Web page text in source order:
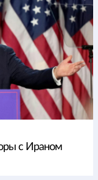
с Ираном